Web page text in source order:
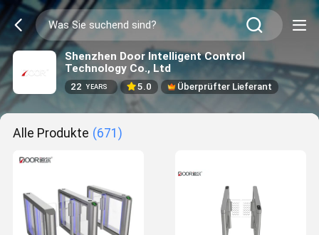
Shenzhen Door Intelligent Control
Technology Co., Ltd
22 YEARS 5.0 Überprüfter Lieferant
Alle Produkte (671)